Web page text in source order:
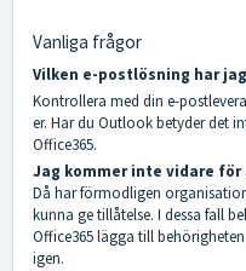
Vanliga frågor
Vilken e-postlösning har
Kontrollera med din e-
er. Har du Outlook betyder det
Office365.
Jag kommer inte vidare
Då har förmodligen
kunna ge tillåtelse. I dessa fall
Office365 lägga till
igen.